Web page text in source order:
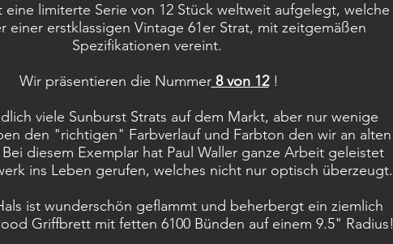
eine limiterte Serie von 12 Stück weltweit aufgelegt, welche
einer erstklassigen Vintage 61er Strat, mit zeitgemäßen
Spezifikationen vereint.
Wir präsentieren die Nummer8 von 12!
viele Sunburst Strats auf dem Markt, aber nur wenige
den "richtigen" Farbverlauf und Farbton den wir an alten
diesem Exemplar hat Paul Waller ganze Arbeit geleistet
ins Leben gerufen, welches nicht nur optisch überzeugt.
ist wunderschön geflammt und beherbergt ein ziemlich
Griffbrett mit fetten 6100 Bünden auf einem 9.5" Radius!